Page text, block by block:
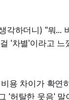
각하더니) "뭐...
'차별'이라고 느
용 차이가 확연
'허탈한 웃음' 말